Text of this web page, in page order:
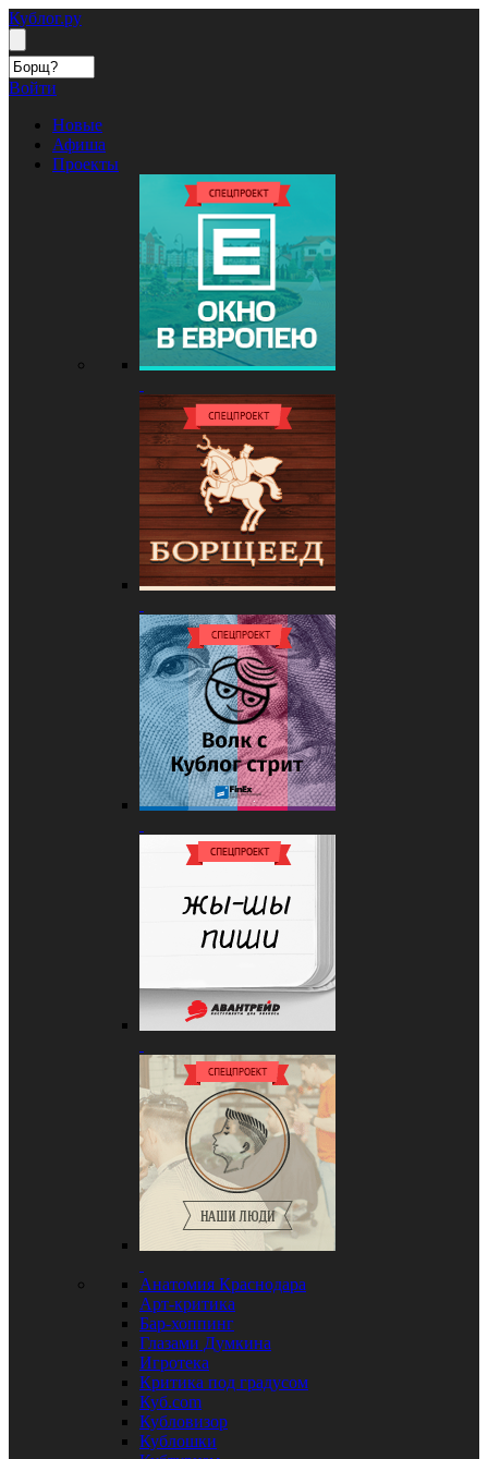
Кублог.ру
Войти
Новые
Афиша
Проекты
Анатомия Краснодара
Арт-критика
Бар-хоппинг
Глазами Думкина
Игротека
Критика под градусом
Куб.com
Кубловизор
Кублошки